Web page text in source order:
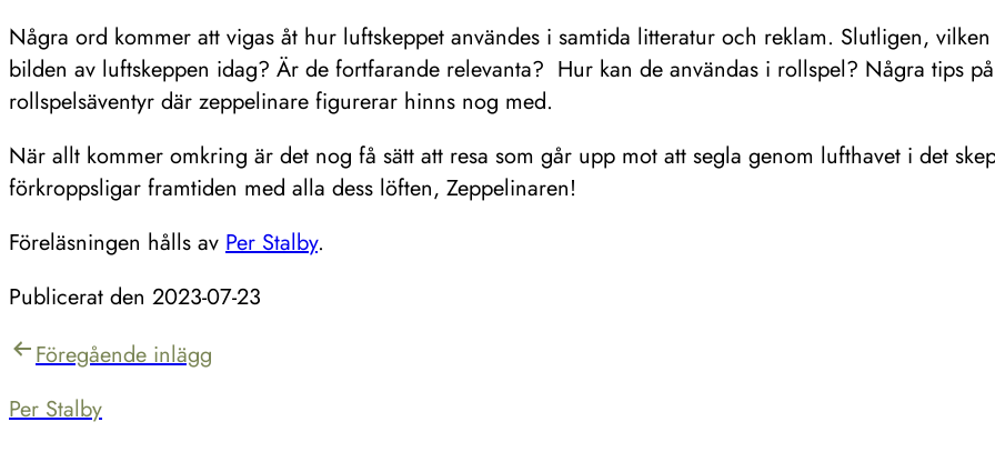
Några ord kommer att vigas åt hur luftskeppet användes i samtida litteratur och reklam. Slutligen,
bilden av luftskeppen idag? Är de fortfarande relevanta? Hur kan de användas i rollspel? Några tips på
rollspelsäventyr där zeppelinare figurerar hinns nog med.
När allt kommer omkring är det nog få sätt att resa som går upp mot att segla genom lufthavet i det
förkroppsligar framtiden med alla dess löften, Zeppelinaren!
Föreläsningen hålls av Per Stalby.
Publicerat den 2023-07-23
Inläggsnavigering
Föregående inlägg
Per Stalby